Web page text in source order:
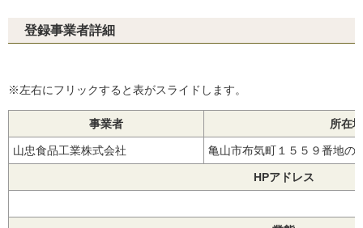
登録事業者詳細
※左右にフリックすると表がスライドします。
事業者 所在地
山忠食品工業株式会社 亀山市布気町１５５９番地
HPアドレス